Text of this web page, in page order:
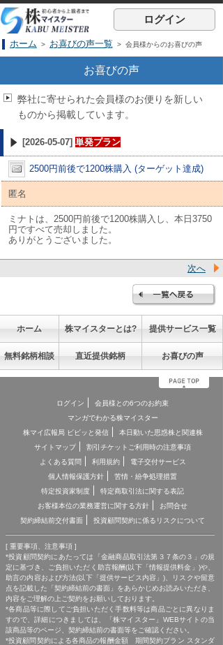
ログイン
ホーム > お喜びの声一覧 > 会員様からのお喜びの声
お喜びの声
弊社に寄せられた会員様のお便りを新しい
ものから掲載しています。
[2026-05-07] 単発プラン
2500円前後で1200株購入 (ターゲット達成)
匿名
ミナトは、2500円前後で1200株購入し、本日3750
円ですべて売却しました。
ありがとうございました。
次へ
ホーム 株マイスターとは? 提供サービス一覧
無料銘柄相談 直近提供銘柄 お喜びの声
ログイン
会員様との6つのお約束
マンガでわかる株マイスター
株マイ広報局 ビビッと発信
本日動いた思惑株と関連株
サイトマップ
割引チケットご利用時の注意事項
よくある質問
利用規約
電子交付サービス
個人情報保護方針
苦情・紛争処理措置
特定投資家制度
特定商取引法に関する表記
お客様本位の業務運営に関する方針
お問合せ
契約締結前交付書面
投資顧問契約に係るリスクについて
[ 重要事項、注意事項 ]
*投資顧問契約にあたっては「金融商品取引法第３７条の３」の規
定に基づき、ご負担いただく助言報酬(以下「情報提供料金」)や、
助言の内容および方法(以下「提供サービス内容」)、リスクや留意
点を記載した「契約締結前の書面」をあらかじめお読みいただき、
内容をご理解の上ご契約をお願いしております。
*各商品等に際してご負担いただく手数料等は商品ごとに異なりま
すので、詳細につきましては、「株マイスター」WEBサイトの当
該商品等のページ、契約締結前の書面等をご確認ください。
*投資顧問契約による各商品の報酬金額 期間契約プラン スタンダ